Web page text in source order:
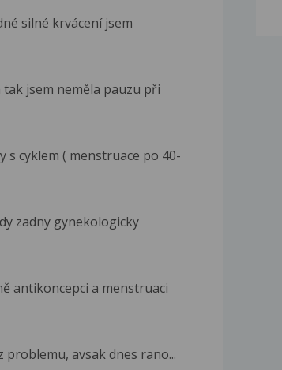
silné krvácení jsem
jsem neměla pauzu při
s cyklem ( menstruace po 40-
zadny gynekologicky
antikoncepci a menstruaci
avsak dnes rano...